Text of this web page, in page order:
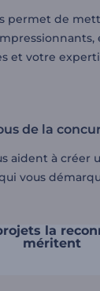
permet de
et votre
de la
aident à créer
vous
la
méritent